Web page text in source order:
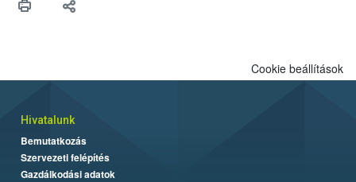
felhasználók számára is elérhető és ökológiai termesztésben is
Cookie beállítások
Hivatalunk
Bemutatkozás
Szervezeti felépítés
Gazdálkodási adatok